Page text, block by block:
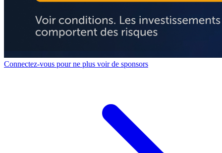
Connectez-vous pour ne plus voir de sponsors